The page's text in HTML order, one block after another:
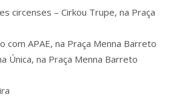
circenses – Cirkou Trupe, na Praça
com APAE, na Praça Menna Barreto
Única, na Praça Menna Barreto